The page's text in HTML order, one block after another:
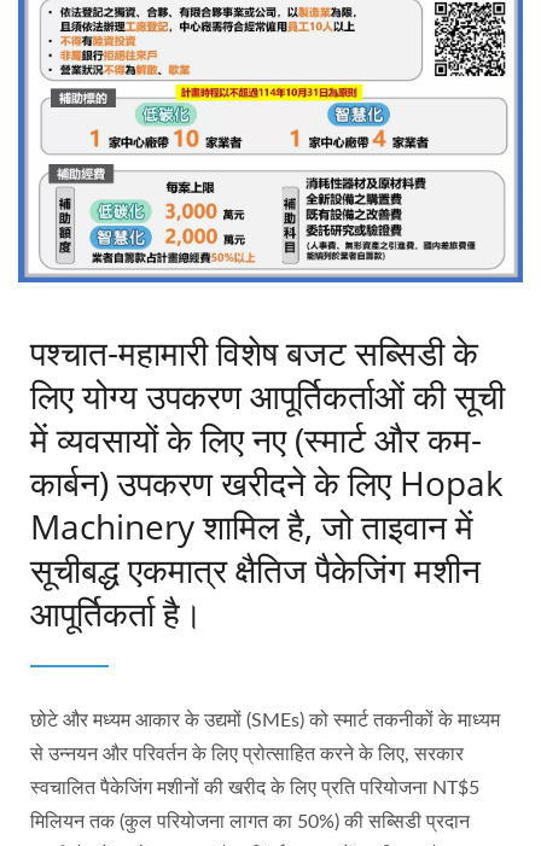
व्यवसायों के लिए खाद्य सुरक्षा और
गुणवत्ता को बढ़ाना
पश्चात-महामारी विशेष बजट सब्सिडी के
लिए योग्य उपकरण आपूर्तिकर्ताओं की सूची
में व्यवसायों के लिए नए (स्मार्ट और कम-
कार्बन) उपकरण खरीदने के लिए Hopak
Machinery शामिल है, जो ताइवान में
सूचीबद्ध एकमात्र क्षैतिज पैकेजिंग मशीन
आपूर्तिकर्ता है।
छोटे और मध्यम आकार के उद्यमों (SMEs) को स्मार्ट तकनीकों के माध्यम
से उन्नयन और परिवर्तन के लिए प्रोत्साहित करने के लिए, सरकार
स्वचालित पैकेजिंग मशीनों की खरीद के लिए प्रति परियोजना NT$5
मिलियन तक (कुल परियोजना लागत का 50%) की सब्सिडी प्रदान